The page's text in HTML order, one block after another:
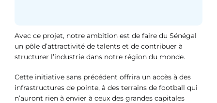
Avec ce projet, notre ambition est de faire du Sénégal
un pôle d’attractivité de talents et de contribuer à
structurer l’industrie dans notre région du monde.
Cette initiative sans précédent offrira un accès à des
infrastructures de pointe, à des terrains de football qui
n’auront rien à envier à ceux des grandes capitales